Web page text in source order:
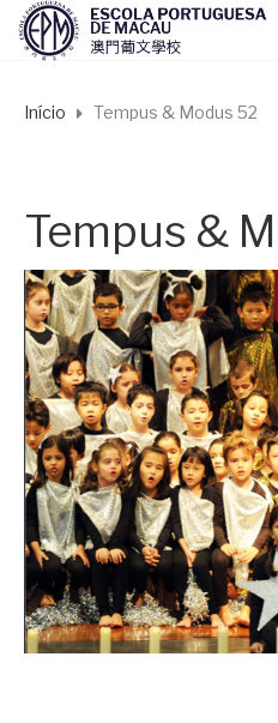
Início Tempus & Modus 52
Tempus &